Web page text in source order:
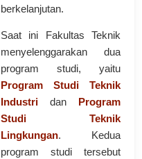
berkelanjutan.
Saat ini Fakultas Teknik
menyelenggarakan dua
program studi, yaitu
Program Studi Teknik
Industri dan Program
Studi Teknik
Lingkungan. Kedua
program studi tersebut